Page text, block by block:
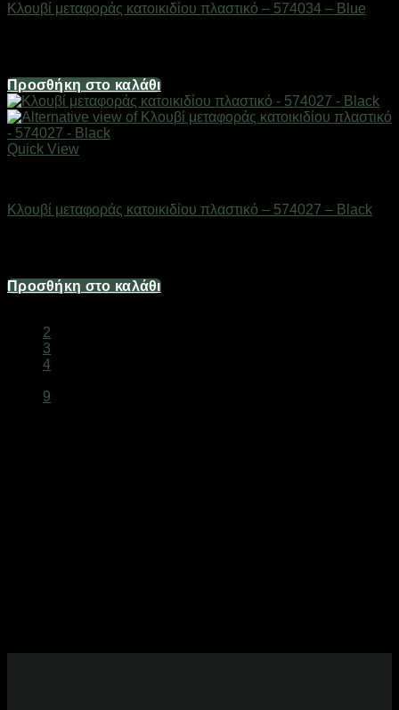
Κλουβί μεταφοράς κατοικιδίου πλαστικό – 574034 – Blue
Προσθήκη στο καλάθι
Quick View
Κλουβί μεταφοράς κατοικιδίου πλαστικό – 574027 – Black
Προσθήκη στο καλάθι
2
3
4
9